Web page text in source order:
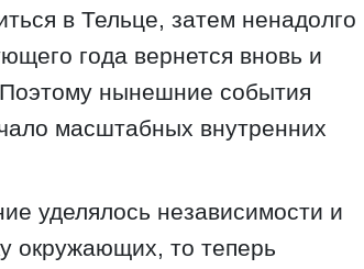
в Тельце, затем ненадолго
года вернется вновь и
нынешние события
масштабных внутренних
уделялось независимости и
окружающих, то теперь